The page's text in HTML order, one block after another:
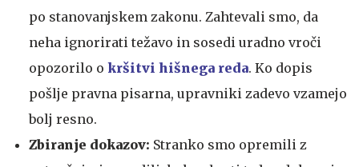
po stanovanjskem zakonu. Zahtevali smo, da
neha ignorirati težavo in sosedi uradno vroči
opozorilo o kršitvi hišnega reda. Ko dopis
pošlje pravna pisarna, upravniki zadevo vzamejo
bolj resno.
Zbiranje dokazov: Stranko smo opremili z